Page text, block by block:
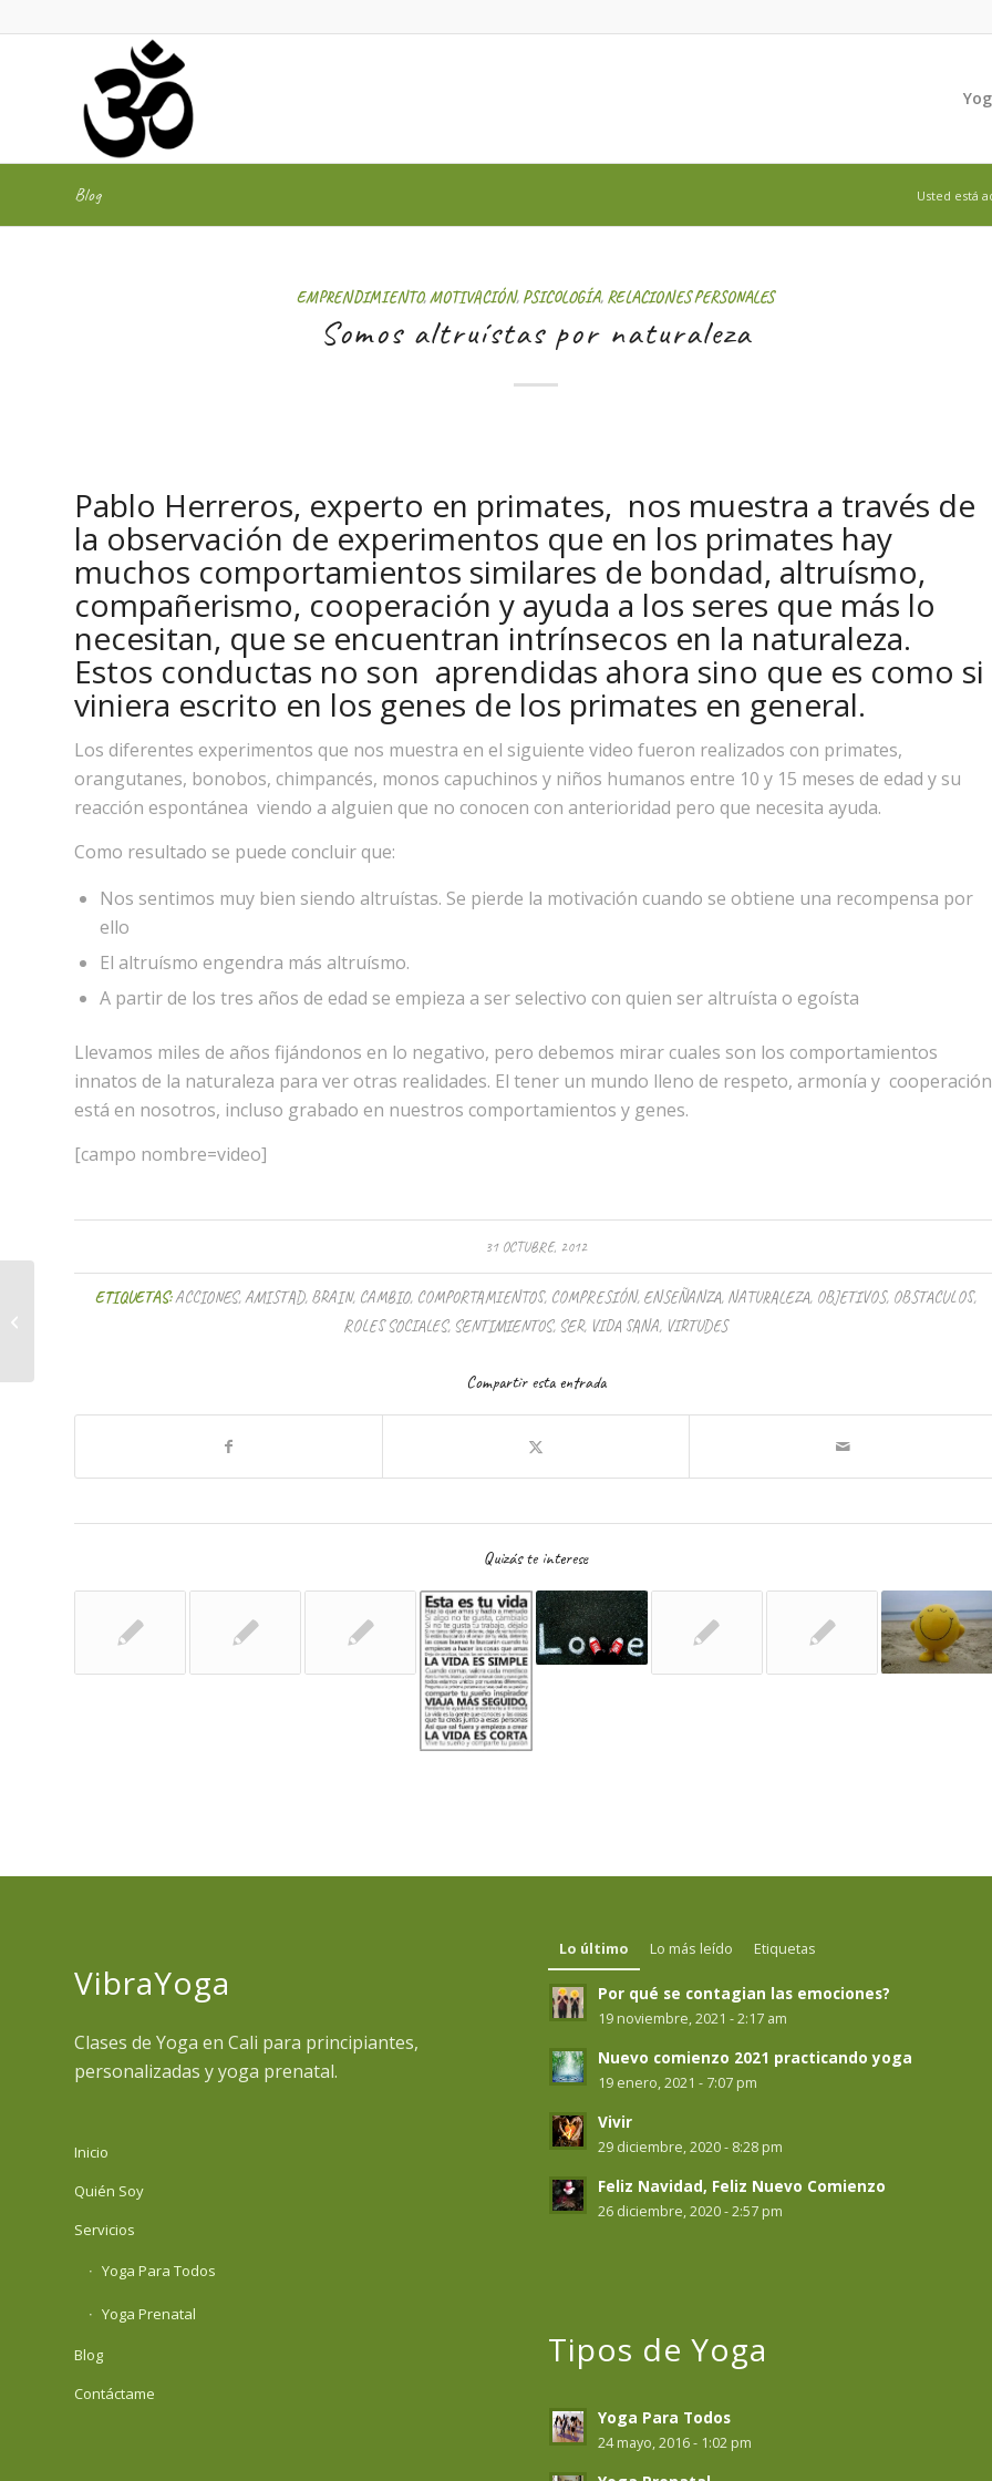
Blog Usted está
EMPRENDIMIENTO,MOTIVACIÓN, PSICOLOGÍA, RELACIONES PERSONALES
Somos altruístas por naturaleza
Pablo Herreros, experto en primates, nos muestra a través de
la observación de experimentos que en los primates hay
muchos comportamientos similares de bondad, altruísmo,
compañerismo, cooperación y ayuda a los seres que más lo
necesitan, que se encuentran intrínsecos en la naturaleza.
Estos conductas no son aprendidas ahora sino que es como si
viniera escrito en los genes de los primates en general.
Los diferentes experimentos que nos muestra en el siguiente video fueron realizados con primates,
orangutanes, bonobos, chimpancés, monos capuchinos y niños humanos entre 10 y 15 meses de edad y su
reacción espontánea viendo a alguien que no conocen con anterioridad pero que necesita ayuda.
Como resultado se puede concluir que:
Nos sentimos muy bien siendo altruístas. Se pierde la motivación cuando se obtiene una recompensa por
ello
El altruísmo engendra más altruísmo.
A partir de los tres años de edad se empieza a ser selectivo con quien ser altruísta o egoísta
Llevamos miles de años fijándonos en lo negativo, pero debemos mirar cuales son los comportamientos
innatos de la naturaleza para ver otras realidades. El tener un mundo lleno de respeto, armonía y cooperación
está en nosotros, incluso grabado en nuestros comportamientos y genes.
[campo nombre=video]
31 OCTUBRE, 2012
ETIQUETAS: ACCIONES, AMISTAD, BRAIN, CAMBIO, COMPORTAMIENTOS, COMPRESIÓN, ENSEÑANZA, NATURALEZA, OBJETIVOS, OBSTACULOS,
ROLES SOCIALES, SENTIMIENTOS, SER, VIDA SANA, VIRTUDES
Compartir esta entrada
Quizás te interese
VibraYoga
Clases de Yoga en Cali para principiantes,
personalizadas y yoga prenatal.
Inicio
Quién Soy
Servicios
Yoga Para Todos
Yoga Prenatal
Blog
Contáctame
Lo último Lo más leído Etiquetas
Por qué se contagian las emociones?
19 noviembre, 2021 - 2:17 am
Nuevo comienzo 2021 practicando yoga
19 enero, 2021 - 7:07 pm
Vivir
29 diciembre, 2020 - 8:28 pm
Feliz Navidad, Feliz Nuevo Comienzo
26 diciembre, 2020 - 2:57 pm
Tipos de Yoga
Yoga Para Todos
24 mayo, 2016 - 1:02 pm
Video conferencia del Dr. Alejandro